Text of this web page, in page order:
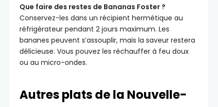
Que faire des restes de Bananas Foster ?
Conservez-les dans un récipient hermétique au
réfrigérateur pendant 2 jours maximum. Les
bananes peuvent s’assouplir, mais la saveur restera
délicieuse. Vous pouvez les réchauffer à feu doux
ou au micro-ondes.
Autres plats de la Nouvelle-